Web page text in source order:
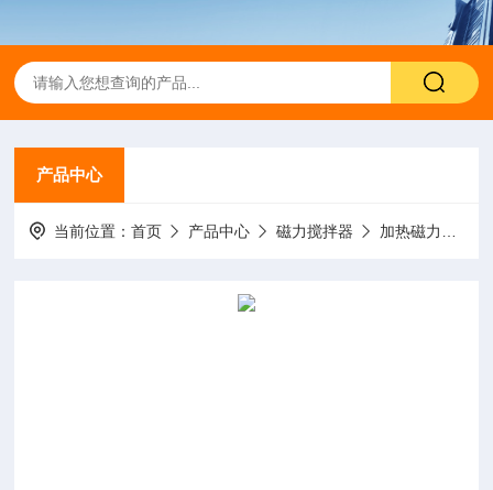
产品中心
当前位置：首页 产品中心 磁力搅拌器 加热磁力搅拌器